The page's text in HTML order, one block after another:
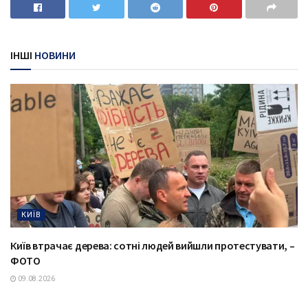
ІНШІ НОВИНИ
КИЇВ
Київ втрачає дерева: сотні людей вийшли протестувати, –
ФОТО
09.08.2026